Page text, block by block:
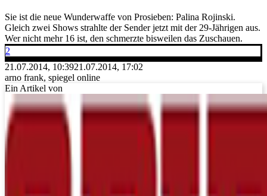
Sie ist die neue Wunderwaffe von Prosieben: Palina Rojinski.
Gleich zwei Shows strahlte der Sender jetzt mit der 29-Jährigen aus.
Wer nicht mehr 16 ist, den schmerzte bisweilen das Zuschauen.
2
21.07.2014, 10:3921.07.2014, 17:02
arno frank, spiegel online
Ein Artikel von